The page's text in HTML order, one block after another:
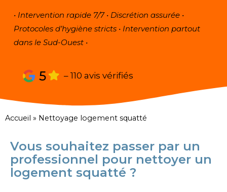
• Intervention rapide 7/7 • Discrétion assurée •
Protocoles d’hygiène stricts • Intervention partout
dans le Sud-Ouest •
5 – 110 avis vérifiés
Accueil » Nettoyage logement squatté
Vous souhaitez passer par un
professionnel pour nettoyer un
logement squatté ?